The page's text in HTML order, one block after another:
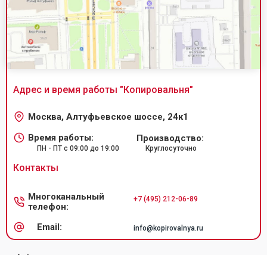
Адрес и время работы "Копировальня"
Москва, Алтуфьевское шоссе, 24к1
Время работы:
ПН - ПТ с 09:00 до 19:00
Производство:
Круглосуточно
Контакты
Многоканальный
телефон:
+7 (495) 212-06-89
Email: info@kopirovalnya.ru